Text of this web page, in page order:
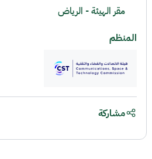
مقر الهيئة - الرياض
المنظم
مشاركة